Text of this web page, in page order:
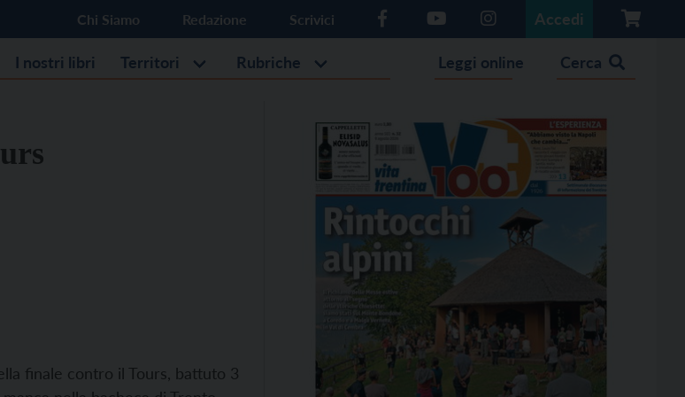
Chi Siamo Redazione Scrivici Accedi
I nostri libri Territori Rubriche Leggi online Cerca
finale contro il Tours, battuto 3